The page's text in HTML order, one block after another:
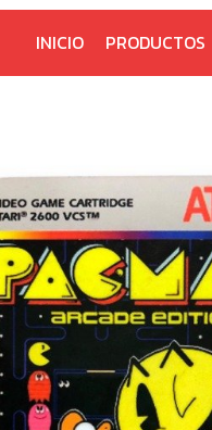
INICIO PRODUCTOS